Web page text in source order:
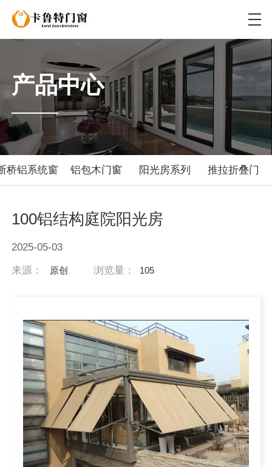
产品中心
桥铝系统窗 铝包木门窗 阳光房系列 推拉折叠门
100铝结构庭院阳光房
2025-05-03
来源： 原创 浏览量： 105